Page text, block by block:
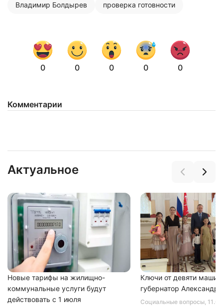
Владимир Болдырев проверка готовности
0 0 0 0 0
Комментарии
Актуальное
Новые тарифы на жилищно-
коммунальные услуги будут
действовать с 1 июля
Социальные вопросы,
Ключи от девяти машин
губернатор Александр
соглашаетесь сполитикой конфиденциальности